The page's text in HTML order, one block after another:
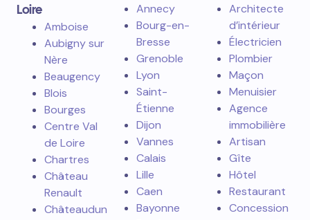
Loire
Amboise
Aubigny sur
Nère
Beaugency
Blois
Bourges
Centre Val
de Loire
Chartres
Château
Renault
Châteaudun
Annecy
Bourg-en-
Bresse
Grenoble
Lyon
Saint-
Étienne
Dijon
Vannes
Calais
Lille
Caen
Bayonne
Architecte
d’intérieur
Électricien
Plombier
Maçon
Menuisier
Agence
immobilière
Artisan
Gîte
Hôtel
Restaurant
Concession